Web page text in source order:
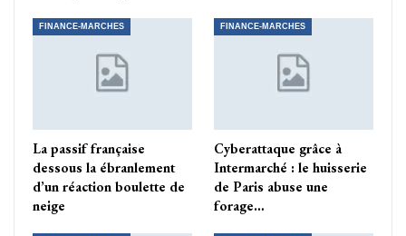
FINANCE-MARCHES
La passif française
dessous la ébranlement
d’un réaction boulette de
neige
FINANCE-MARCHES
Cyberattaque grâce à
Intermarché : le huisserie
de Paris abuse une
forage…